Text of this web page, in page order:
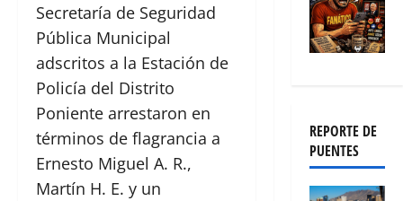
Secretaría de Seguridad
Pública Municipal
adscritos a la Estación de
Policía del Distrito
Poniente arrestaron en
términos de flagrancia a
Ernesto Miguel A. R.,
Martín H. E. y un
REPORTE DE
PUENTES